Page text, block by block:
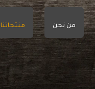
من نحن منتجاتنا